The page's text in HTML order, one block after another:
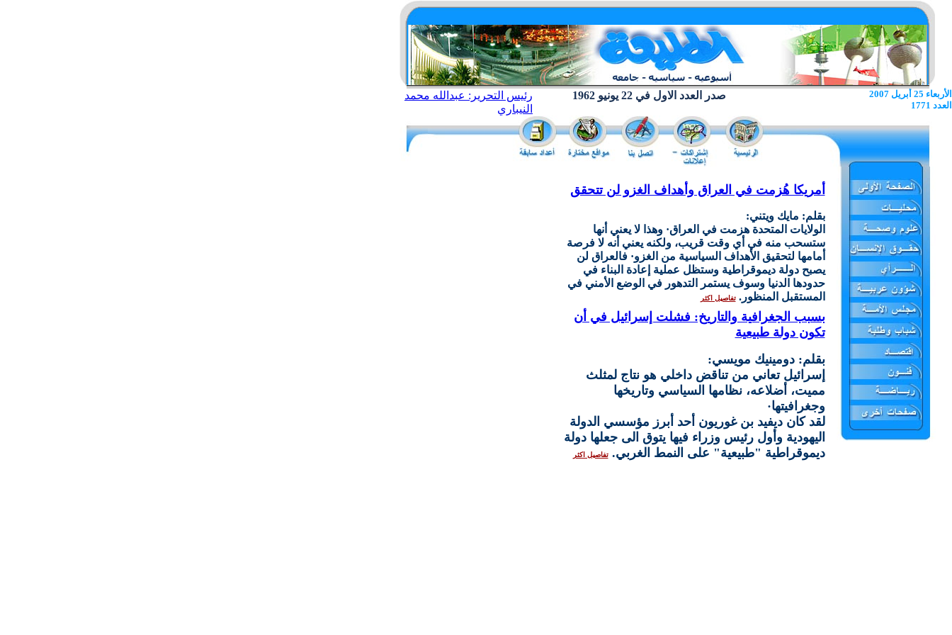
رئيس التحرير: عبدالله محمد
النيباري
صدر العدد الاول في 22 يونيو 1962
الأربعاء 25 أبريل 2007
العدد 1771
أمريكا هُزمت في العراق وأهداف الغزو لن تتحقق
بقلم: مايك ويتني:
الولايات المتحدة هزمت في العراق· وهذا لا يعني أنها
ستسحب منه في أي وقت قريب، ولكنه يعني أنه لا فرصة
أمامها لتحقيق الأهداف السياسية من الغزو· فالعراق لن
يصبح دولة ديموقراطية وستظل عملية إعادة البناء في
حدودها الدنيا وسوف يستمر التدهور في الوضع الأمني في
المستقبل المنظور.تفاصيل اكثر
بسبب الجغرافية والتاريخ: فشلت إسرائيل في أن
تكون دولة طبيعية
بقلم: دومينيك مويسي:
إسرائيل تعاني من تناقض داخلي هو نتاج لمثلث
مميت، أضلاعه، نظامها السياسي وتاريخها
وجغرافيتها·
لقد كان ديفيد بن غوريون أحد أبرز مؤسسي الدولة
اليهودية وأول رئيس وزراء فيها يتوق الى جعلها دولة
ديموقراطية "طبيعية" على النمط الغربي.تفاصيل اكثر